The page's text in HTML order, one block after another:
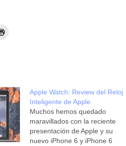
Apple Watch: Review del Reloj
Inteligente de Apple
Muchos hemos quedado
maravillados con la reciente
presentación de Apple y su
nuevo iPhone 6 y iPhone 6